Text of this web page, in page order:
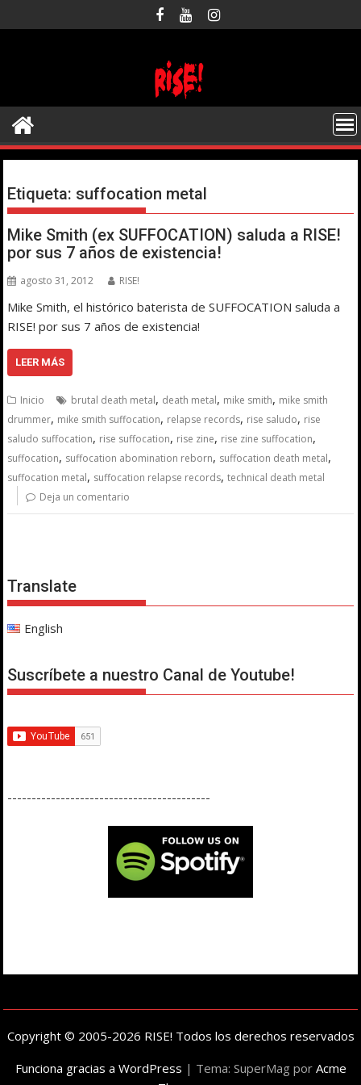
al
Etiqueta: suffocation metal
Mike Smith (ex SUFFOCATION) saluda a RISE!
por sus 7 años de existencia!
agosto 31, 2012 RISE!
Mike Smith, el histórico baterista de SUFFOCATION saluda a
RISE! por sus 7 años de existencia!
LEER MÁS
Inicio brutal death metal, death metal, mike smith, mike smith
drummer, mike smith suffocation, relapse records, rise saludo, rise
saludo suffocation, rise suffocation, rise zine, rise zine suffocation,
suffocation, suffocation abomination reborn, suffocation death metal,
suffocation metal, suffocation relapse records,technical death metal
Deja un comentario
Translate
English
Suscríbete a nuestro Canal de Youtube!
------------------------------------------
Copyright © 2005-2026 RISE! Todos los derechos reservados
Funciona gracias a WordPress | Tema: SuperMag por Acme